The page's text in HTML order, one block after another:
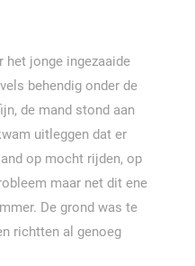
het jonge ingezaaide
behendig onder de
de mand stond aan
uitleggen dat er
op mocht rijden, op
maar net dit ene
De grond was te
richtten al genoeg